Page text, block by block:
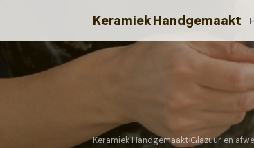
Keramiek Handgemaakt
Keramiek Handgemaakt›Glazuur en